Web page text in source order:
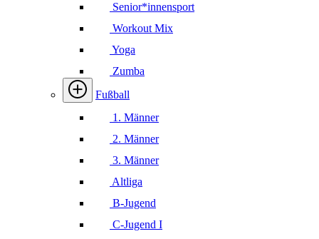
Senior*innensport
Workout Mix
Yoga
Zumba
Fußball
1. Männer
2. Männer
3. Männer
Altliga
B-Jugend
C-Jugend I